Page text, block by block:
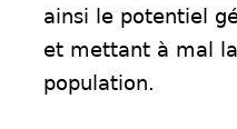
ainsi le potentiel
et mettant à mal
population.